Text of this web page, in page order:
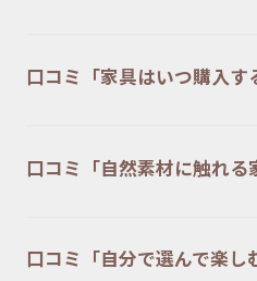
口コミ「家具はいつ購入す
口コミ「自然素材に触れる
口コミ「自分で選んで楽し